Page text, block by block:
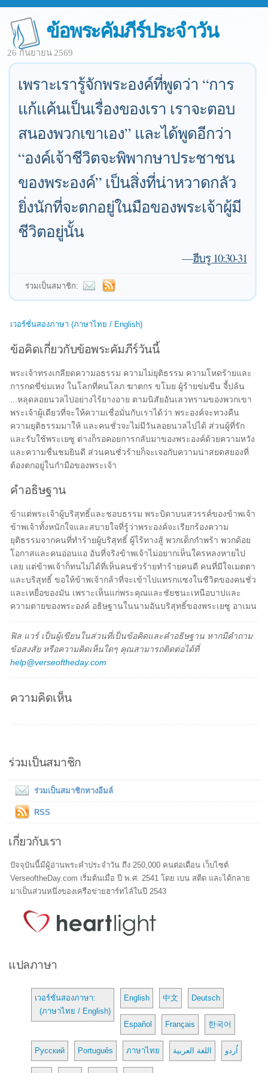
ข้อพระคัมภีร์ประจำวัน
26 กันยายน 2569
เพราะเรารู้จักพระองค์ที่พูดว่า “การ
แก้แค้นเป็นเรื่องของเรา เราจะตอบ
สนองพวกเขาเอง” และได้พูดอีกว่า
“องค์เจ้าชีวิตจะพิพากษาประชาชน
ของพระองค์” เป็นสิ่งที่น่าหวาดกลัว
ยิ่งนักที่จะตกอยู่ในมือของพระเจ้าผู้มี
ชีวิตอยู่นั้น
—ฮีบรู 10:30-31
ร่วมเป็นสมาชิก:
เวอร์ชั่นสองภาษา (ภาษาไทย / English)
ข้อคิดเกี่ยวกับข้อพระคัมภีร์วันนี้
พระเจ้าทรงเกลียดความอธรรม ความไม่ยุติธรรม ความโหดร้ายและ
การกดขี่ข่มเหง ในโลกที่คนโลภ ฆาตกร ขโมย ผู้ร้ายข่มขืน จี้ปล้น
...หลุดลอยนวลไปอย่างไร้ยางอาย ตามนิสัยอันเลวทรามของพวกเขา
พระเจ้าผู้เดียวที่จะให้ความเชื่อมั่นกับเราได้ว่า พระองค์จะทวงคืน
ความยุติธรรมมาให้ และคนชั่วจะไม่มีวันลอยนวลไปได้ ส่วนผู้ที่รัก
และรับใช้พระเยซู ต่างก็รอคอยการกลับมาของพระองค์ด้วยความหวัง
และความชื่นชมยินดี ส่วนคนชั่วร้ายก็จะเจอกับความน่าสยดสยองที่
ต้องตกอยู่ในกำมือของพระเจ้า
คำอธิษฐาน
ข้าแต่พระเจ้าผู้บริสุทธิ์และชอบธรรม พระบิดาบนสวรรค์ของข้าพเจ้า
ข้าพเจ้าทั้งหนักใจและสบายใจที่รู้ว่าพระองค์จะเรียกร้องความ
ยุติธรรมจากคนที่ทำร้ายผู้บริสุทธิ์ ผู้ไร้ทางสู้ พวกเด็กกำพร้า พวกด้อย
โอกาสและคนอ่อนแอ อันที่จริงข้าพเจ้าไม่อยากเห็นใครหลงหายไป
เลย แต่ข้าพเจ้าก็ทนไม่ได้ที่เห็นคนชั่วร้ายทำร้ายคนดี คนที่มีใจเมตตา
และบริสุทธิ์ ขอให้ข้าพเจ้ากล้าที่จะเข้าไปแทรกแซงในชีวิตของคนชั่ว
และเหยื่อของมัน เพราะเห็นแก่พระคุณและชัยชนะเหนือบาปและ
ความตายของพระองค์ อธิษฐานในนามอันบริสุทธิ์ของพระเยซู อาเมน
ฟิล แวร์ เป็นผู้เขียนในส่วนที่เป็นข้อคิดและคำอธิษฐาน หากมีคำถาม
ข้อสงสัย หรือความคิดเห็นใดๆ คุณสามารถติดต่อได้ที่
help@verseoftheday.com
ความคิดเห็น
ร่วมเป็นสมาชิก
ร่วมเป็นสมาชิกทางอีมล์
RSS
เกี่ยวกับเรา
ปัจจุบันนี้มีผู้อ่านพระคำประจำวัน ถึง 250,000 คนต่อเดือน เว็บไซต์
VerseoftheDay.com เริ่มต้นเมื่อ ปี พ.ศ. 2541 โดย เบน สตีด และได้กลาย
มาเป็นส่วนหนึ่งของเครือข่ายฮาร์ทไล์ในปี 2543
แปลภาษา
เวอร์ชั่นสองภาษา:
(ภาษาไทย / English)
English 中文 Deutsch
Español Français 한국어
Русский Português ภาษาไทย اللغة العربية اُردو